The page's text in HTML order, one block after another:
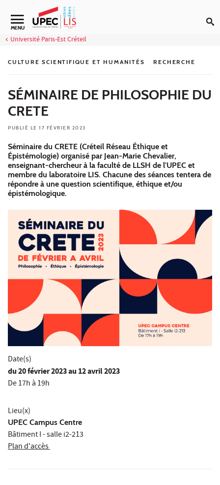
Aller au contenu
Navigation secondaire
MENU
Université Paris-Est Créteil
CULTURE SCIENTIFIQUE ET HUMANITÉS RECHERCHE
SÉMINAIRE DE PHILOSOPHIE DU
CRETE
PUBLIÉ LE 17 FÉVRIER 2023
Séminaire du CRETE (Créteil Réseau Éthique et
Épistémologie) organisé par Jean-Marie Chevalier,
enseignant-chercheur à la faculté de LLSH de l'UPEC et
membre du laboratoire LIS. Chacune des séances tentera de
répondre à une question scientifique, éthique et/ou
épistémologique.
Date(s)
du20 février 2023au 12 avril 2023
De 17h à 19h
Lieu(x)
UPEC Campus Centre
Bâtiment I - salle i2-213
Plan d'accès